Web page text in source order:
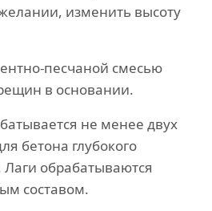
изменить высоту
песчаной смесью
в основании.
не менее двух
бетона глубокого
обрабатываются
составом.